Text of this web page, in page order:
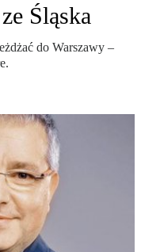
Śląska
do Warszawy –